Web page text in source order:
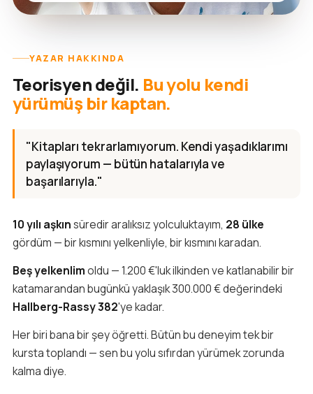
YAZAR HAKKINDA
Teorisyen değil. Bu yolu kendi
yürümüş bir kaptan.
"Kitapları tekrarlamıyorum. Kendi yaşadıklarımı
paylaşıyorum — bütün hatalarıyla ve
başarılarıyla."
10 yılı aşkınsüredir aralıksız yolculuktayım, 28 ülke
gördüm — bir kısmını yelkenliyle, bir kısmını karadan.
Beş yelkenlimoldu — 1.200 €'luk ilkinden ve katlanabilir bir
katamarandan bugünkü yaklaşık 300.000 € değerindeki
Hallberg-Rassy 382'ye kadar.
Her biri bana bir şey öğretti. Bütün bu deneyim tek bir
kursta toplandı — sen bu yolu sıfırdan yürümek zorunda
kalma diye.